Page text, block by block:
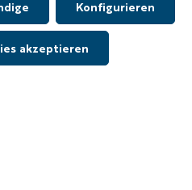
Privacy Cookie
Konfigurieren
akzeptieren